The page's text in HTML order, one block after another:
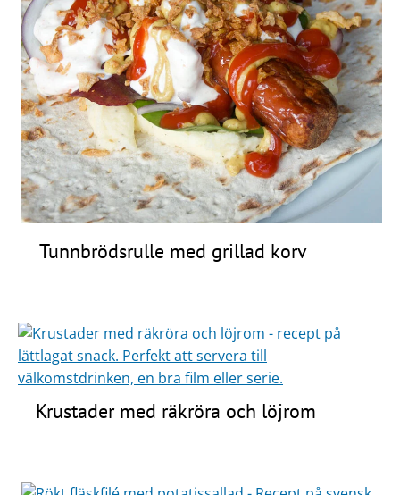
Tunnbrödsrulle med grillad korv
Krustader med räkröra och löjrom